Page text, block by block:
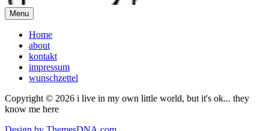
Menu
Home
about
kontakt
impressum
wunschzettel
Copyright © 2026 i live in my own little world, but it's ok... they
know me here